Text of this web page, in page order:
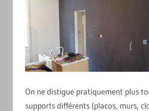
On ne distigue pratiquement plus
supports différents (placos, murs,